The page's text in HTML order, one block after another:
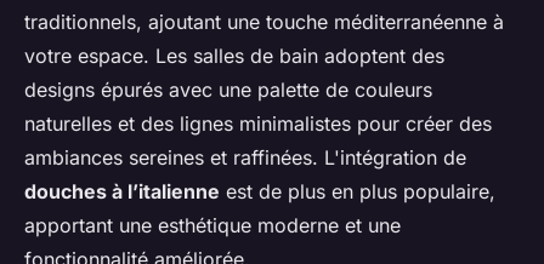
traditionnels, ajoutant une touche méditerranéenne à
votre espace. Les salles de bain adoptent des
designs épurés avec une palette de couleurs
naturelles et des lignes minimalistes pour créer des
ambiances sereines et raffinées. L'intégration de
douches à l’italienne est de plus en plus populaire,
apportant une esthétique moderne et une